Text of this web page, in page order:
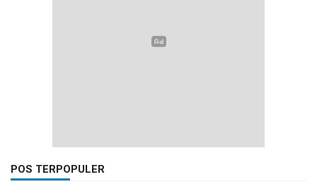
POS TERPOPULER